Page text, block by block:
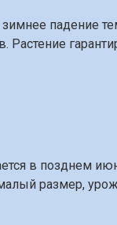
падение
в позднем
размер,